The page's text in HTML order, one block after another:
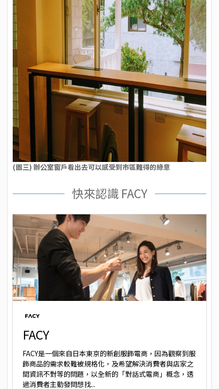
(圖三) 辦公室窗戶看出去可以感受到市區難得的綠意
快來認識 FACY
FACY
FACY是一個來自日本東京的新創服飾電商，因為觀察到服
飾商品的需求較難被規格化，及希望解決消費者與店家之
間資訊不對等的問題，以全新的「對話式電商」概念，透
過消費者主動發問想找...